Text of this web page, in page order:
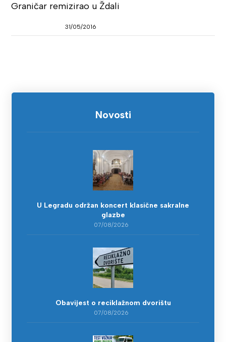
Graničar remizirao u Ždali
31/05/2016
Novosti
U Legradu održan koncert klasične sakralne
glazbe
07/08/2026
Obavijest o reciklažnom dvorištu
07/08/2026